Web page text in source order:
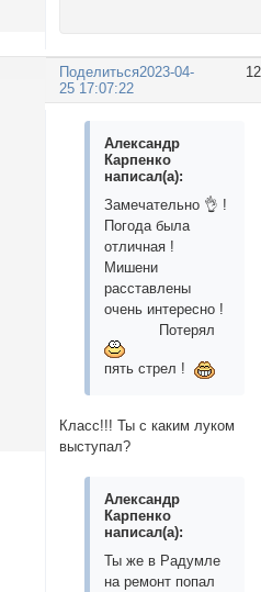
Поделиться2023-04-
25 17:07:22
Александр
Карпенко
написал(а):
Замечательно 👌 !
Погода была
отличная !
Мишени
расставлены
очень интересно !
Потерял
пять стрел !
Класс!!! Ты с каким луком
выступал?
Александр
Карпенко
написал(а):
Ты же в Радумле
на ремонт попал